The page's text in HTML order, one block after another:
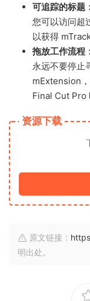
可追踪的标题：
您可以访问超
以获得
拖放工作流程：
永远不要停止
mExtension
Final Cut Pro
资源下载
原文链接：
明出处。